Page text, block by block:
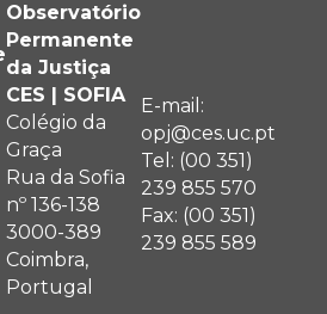
Observatório
Permanente
da Justiça
CES | SOFIA
Colégio da
Graça
Rua da Sofia
nº 136-138
3000-389
Coimbra,
Portugal
E-mail:
opj@ces.uc.pt
Tel: (00 351)
239 855 570
Fax: (00 351)
239 855 589